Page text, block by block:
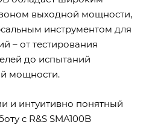
выходной мощности,
инструментом для
– от тестирования
до испытаний
мощности.
и интуитивно понятный
с R&S SMA100B